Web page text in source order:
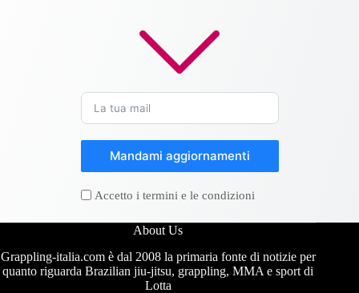
Mandami aggiornamenti
Accetto i termini e le condizioni
About Us
Grappling-italia.com è dal 2008 la primaria fonte di notizie per
quanto riguarda Brazilian jiu-jitsu, grappling, MMA e sport di
Lotta